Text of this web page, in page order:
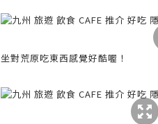
坐對荒原吃東西感覺好酷喔！